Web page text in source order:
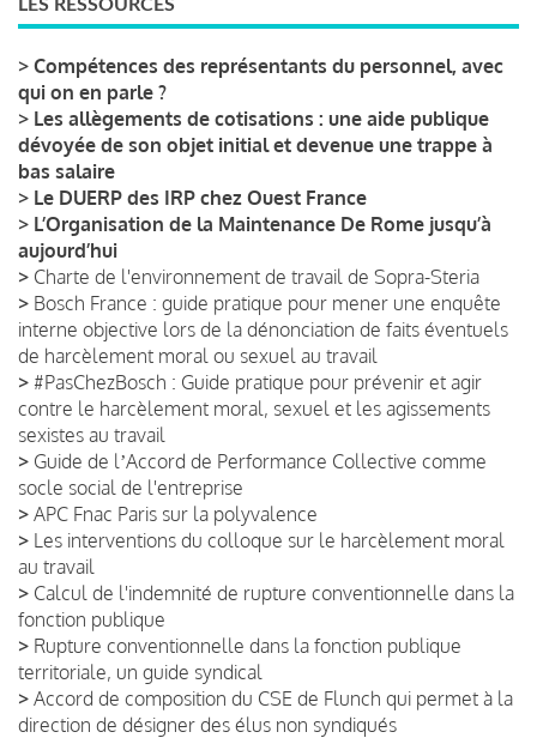
LES RESSOURCES
> Compétences des représentants du personnel, avec
qui on en parle ?
> Les allègements de cotisations : une aide publique
dévoyée de son objet initial et devenue une trappe à
bas salaire
> Le DUERP des IRP chez Ouest France
> L’Organisation de la Maintenance De Rome jusqu’à
aujourd’hui
> Charte de l'environnement de travail de Sopra-Steria
> Bosch France : guide pratique pour mener une enquête
interne objective lors de la dénonciation de faits éventuels
de harcèlement moral ou sexuel au travail
> #PasChezBosch : Guide pratique pour prévenir et agir
contre le harcèlement moral, sexuel et les agissements
sexistes au travail
> Guide de lʼAccord de Performance Collective comme
socle social de l'entreprise
> APC Fnac Paris sur la polyvalence
> Les interventions du colloque sur le harcèlement moral
au travail
> Calcul de l'indemnité de rupture conventionnelle dans la
fonction publique
> Rupture conventionnelle dans la fonction publique
territoriale, un guide syndical
> Accord de composition du CSE de Flunch qui permet à la
direction de désigner des élus non syndiqués